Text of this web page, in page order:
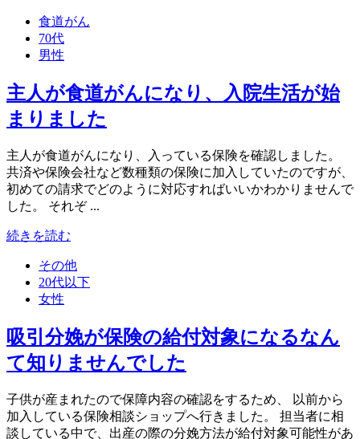
食道がん
70代
男性
主人が食道がんになり、入院生活が始
まりました
主人が食道がんになり、入っている保険を確認しました。
共済や保険会社など数種類の保険に加入していたのですが、
初めての請求でどのように対応すればいいかわかりませんで
した。 それぞ ...
続きを読む
その他
20代以下
女性
吸引分娩が保険の給付対象になるなん
て知りませんでした
子供が産まれたので保障内容の確認をするため、 以前から
加入している保険相談ショップへ行きました。 担当者に相
談している中で、出産の際の分娩方法が給付対象可能性があ